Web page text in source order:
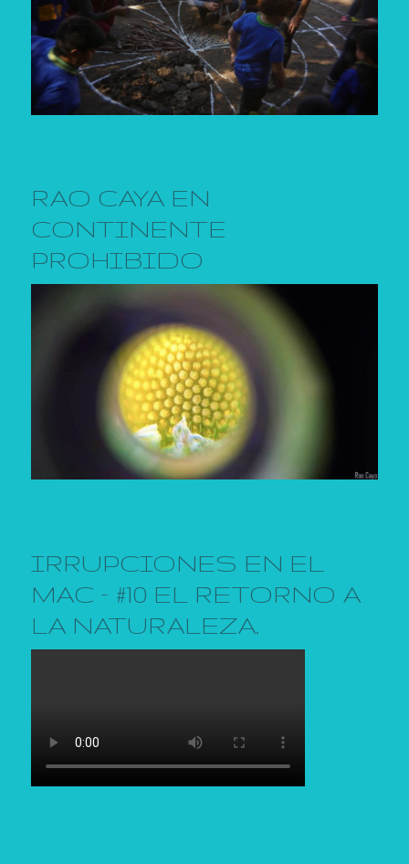
RAO CAYA EN
CONTINENTE
PROHIBIDO
IRRUPCIONES EN EL
MAC – #10 EL RETORNO A
LA NATURALEZA.